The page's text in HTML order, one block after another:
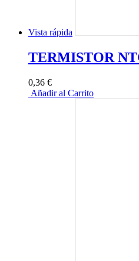
Vista rápida
TERMISTOR
0,36 €
Añadir al Carrito